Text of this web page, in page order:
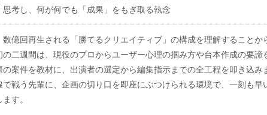
思考し、何が何でも「成果」をもぎ取る執念
数億回再生される「勝てるクリエイティブ」の構成を理解することか
の二週間は、現役のプロからユーザー心理の掴み方や台本作成の要諦
の案件を教材に、出演者の選定から編集指示までの全工程を叩き込み
で戦う先輩に、企画の切り口を即座にぶつけられる環境で、一刻も早
す。